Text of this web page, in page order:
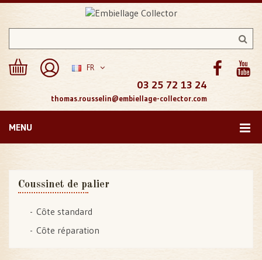
FR
03 25 72 13 24
thomas.rousselin@embiellage-collector.com
MENU
Coussinet de palier
Côte standard
Côte réparation